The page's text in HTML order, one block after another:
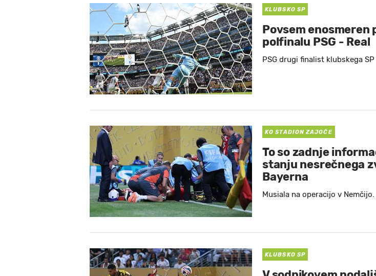
KLUBSKO SP
Povsem enosmeren
polfinalu PSG - Real
PSG drugi finalist klubskega
KO STADION ZAJOČE
To so zadnje
stanju nesrečnega
Bayerna
Musiala na operacijo v Nemčijo.
KLUBSKO SP